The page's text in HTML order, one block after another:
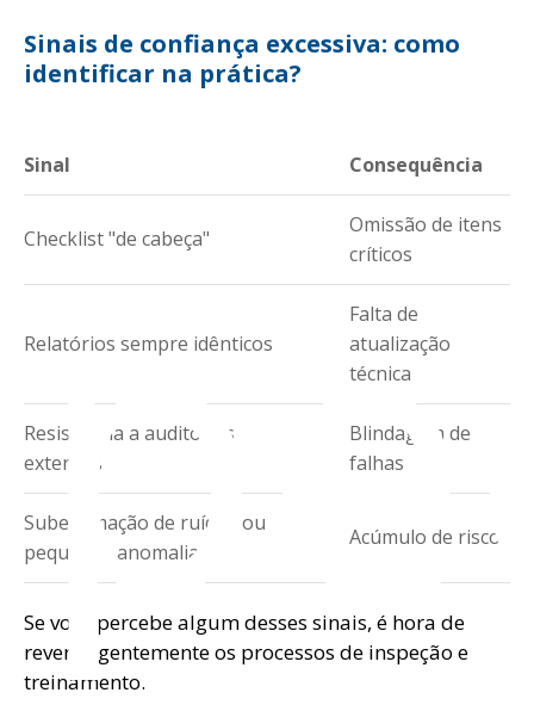
Sinais de confiança excessiva: como
identificar na prática?
Sinal Consequência
Checklist "de cabeça"
Omissão de itens
críticos
Relatórios sempre idênticos
Falta de
atualização
técnica
Resistência a auditorias
externas
Blindagem de
falhas
Subestimação de ruídos ou
pequenas anomalias
Acúmulo de riscos
Se você percebe algum desses sinais, é hora de
rever urgentemente os processos de inspeção e
treinamento.